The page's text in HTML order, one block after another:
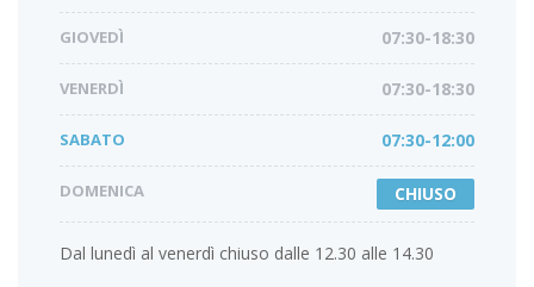
GIOVEDÌ 07:30-18:30
VENERDÌ 07:30-18:30
SABATO 07:30-12:00
DOMENICA CHIUSO
Dal lunedì al venerdì chiuso dalle 12.30 alle 14.30